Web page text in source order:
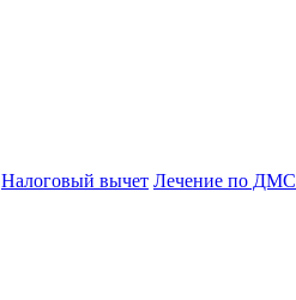
Налоговый вычет Лечение по ДМС